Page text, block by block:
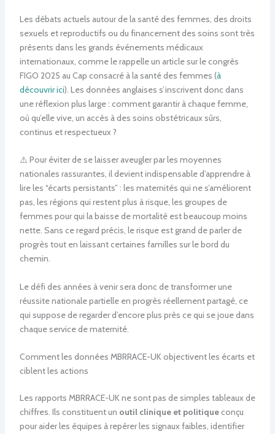
Les débats actuels autour de la santé des femmes, des droits
sexuels et reproductifs ou du financement des soins sont très
présents dans les grands événements médicaux
internationaux, comme le rappelle un article sur le congrès
FIGO 2025 au Cap consacré à la santé des femmes (à
découvrir ici). Les données anglaises s’inscrivent donc dans
une réflexion plus large : comment garantir à chaque femme,
où qu’elle vive, un accès à des soins obstétricaux sûrs,
continus et respectueux ?
⚠️ Pour éviter de se laisser aveugler par les moyennes
nationales rassurantes, il devient indispensable d’apprendre à
lire les “écarts persistants” : les maternités qui ne s’améliorent
pas, les régions qui restent plus à risque, les groupes de
femmes pour qui la baisse de mortalité est beaucoup moins
nette. Sans ce regard précis, le risque est grand de parler de
progrès tout en laissant certaines familles sur le bord du
chemin.
Le défi des années à venir sera donc de transformer une
réussite nationale partielle en progrès réellement partagé, ce
qui suppose de regarder d’encore plus près ce qui se joue dans
chaque service de maternité.
Comment les données MBRRACE-UK objectivent les écarts et
ciblent les actions
Les rapports MBRRACE-UK ne sont pas de simples tableaux de
chiffres. Ils constituent un outil clinique et politiqueconçu
pour aider les équipes à repérer les signaux faibles, identifier